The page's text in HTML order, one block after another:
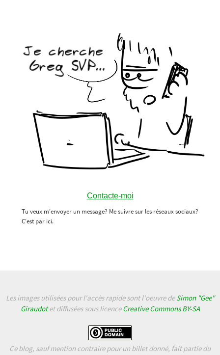
Contacte-moi
Tu veux m'envoyer un message? Me suivre sur les réseaux sociaux?
C'est par ici.
Les images utilisées pour l'accès rapide sont l'oeuvre deSimon "Gee"
Giraudotet diffusées sous licenceCreative Commons BY-SA
Ce blog, sauf mention contraire pour un billet donné, fait partie du